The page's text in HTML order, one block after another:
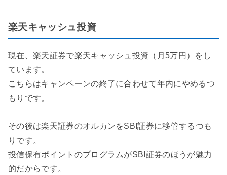
楽天キャッシュ投資
現在、楽天証券で楽天キャッシュ投資（月5万円）をし
ています。
こちらはキャンペーンの終了に合わせて年内にやめるつ
もりです。
その後は楽天証券のオルカンをSBI証券に移管するつも
りです。
投信保有ポイントのプログラムがSBI証券のほうが魅力
的だからです。